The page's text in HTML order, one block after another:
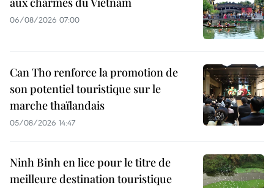
06/08/2026 07:00
Can Tho renforce la promotion de
son potentiel touristique sur le
marche thaïlandais
05/08/2026 14:47
Ninh Binh en lice pour le titre de
meilleure destination touristique